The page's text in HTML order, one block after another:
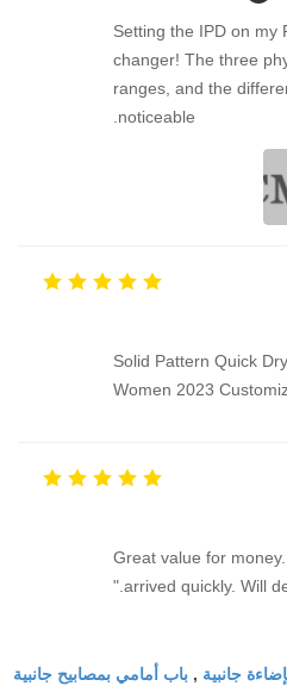
"Setting the IPD on my
changer! The three
ranges, and the
noticeable.
Solid Pattern Quick
Women 2023
"Great value for
arrived quickly. Will
جانبية , باب أمامي بمصابيح جانبية